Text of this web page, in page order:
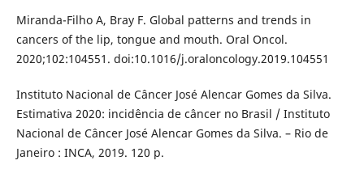
Miranda-Filho A, Bray F. Global patterns and trends in
cancers of the lip, tongue and mouth. Oral Oncol.
2020;102:104551. doi:10.1016/j.oraloncology.2019.104551
Instituto Nacional de Câncer José Alencar Gomes da Silva.
Estimativa 2020: incidência de câncer no Brasil / Instituto
Nacional de Câncer José Alencar Gomes da Silva. – Rio de
Janeiro : INCA, 2019. 120 p.